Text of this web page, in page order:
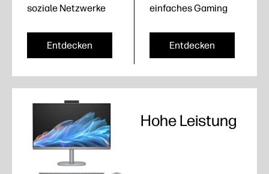
soziale Netzwerke
einfaches Gaming
Entdecken Entdecken
Hohe Leistung